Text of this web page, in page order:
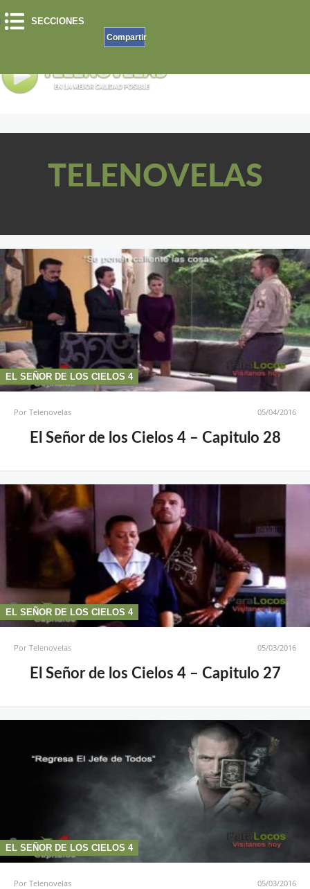
SECCIONES
Compartir
TELENOVELAS
EL SEÑOR DE LOS CIELOS 4
PorTelenovelas 05/04/2016
El Señor de los Cielos 4 – Capitulo 28
EL SEÑOR DE LOS CIELOS 4
PorTelenovelas 05/03/2016
El Señor de los Cielos 4 – Capitulo 27
EL SEÑOR DE LOS CIELOS 4
PorTelenovelas 05/03/2016